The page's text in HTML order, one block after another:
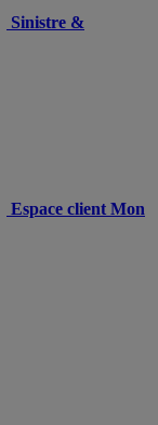
Sinistre &
Espace client Mon